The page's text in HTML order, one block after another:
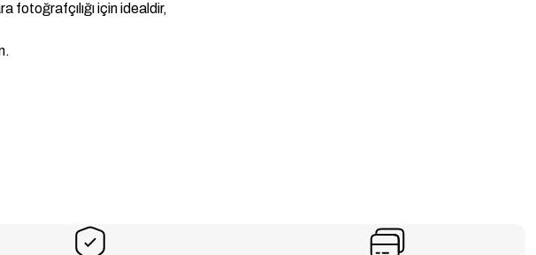
fotoğrafçılığı için idealdir,